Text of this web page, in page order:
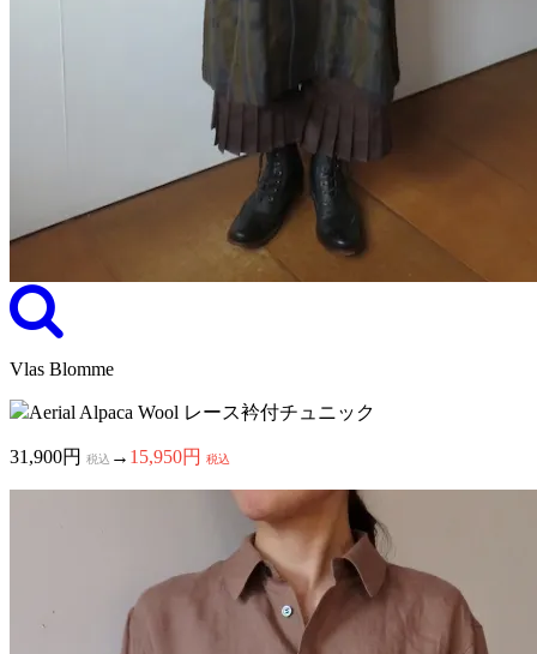
Vlas Blomme
Aerial Alpaca Wool レース衿付チュニック
31,900円 税込 → 15,950円 税込